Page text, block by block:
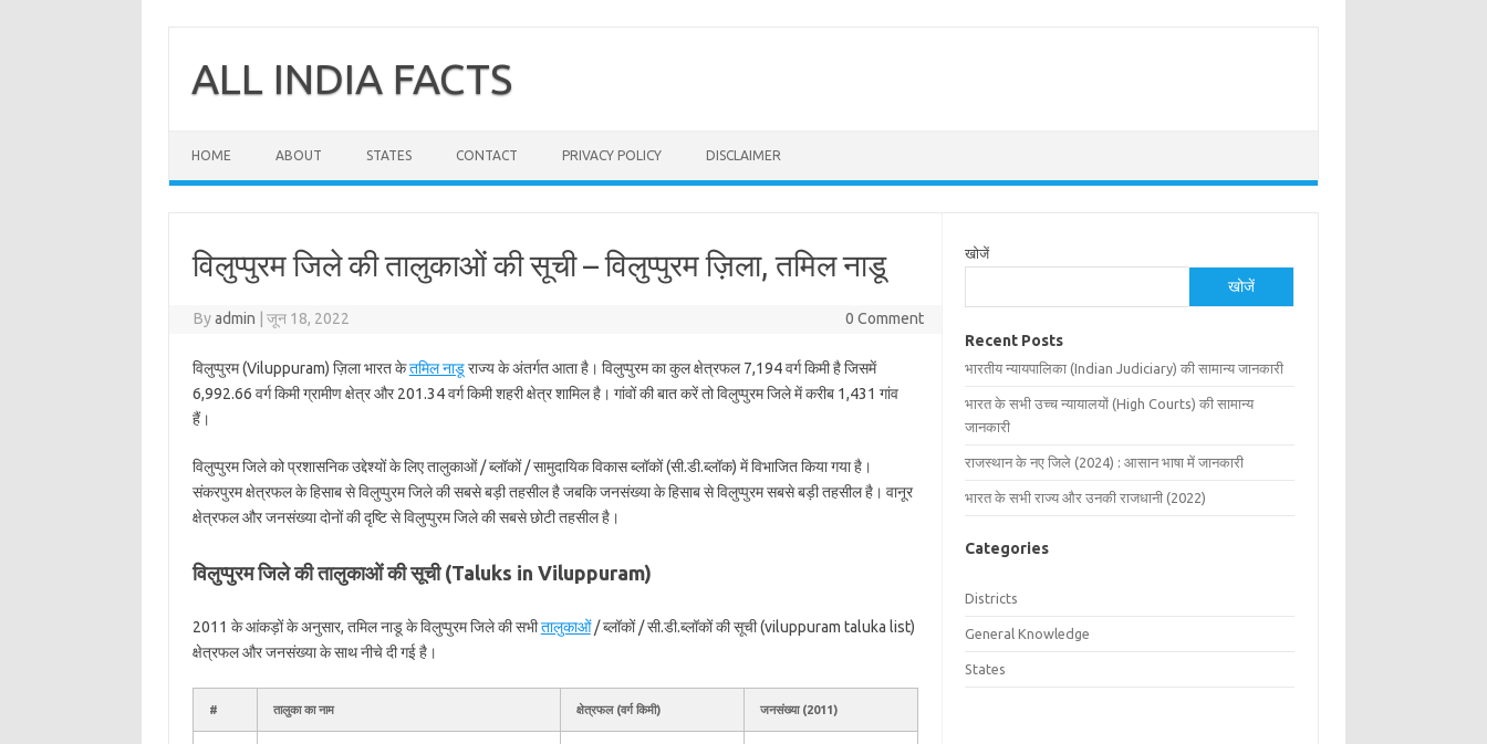
contentALL INDIA FACTS
HOME ABOUT STATES CONTACT PRIVACY POLICY DISCLAIMER
विलुप्‍पुरम जिले की तालुकाओं की सूची – विलुप्‍पुरम ज़िला, तमिल नाडू
Byadmin जून 18, 2022 0 Comment
विलुप्‍पुरम (Viluppuram) ज़िला भारत केतमिल नाडूराज्य के अंतर्गत आता है। विलुप्‍पुरम का कुल क्षेत्रफल 7,194 वर्ग किमी है जिसमें
6,992.66 वर्ग किमी ग्रामीण क्षेत्र और 201.34 वर्ग किमी शहरी क्षेत्र शामिल है। गांवों की बात करें तो विलुप्‍पुरम जिले में करीब 1,431 गांव
हैं।
विलुप्‍पुरम जिले को प्रशासनिक उद्देश्यों के लिए तालुकाओं / ब्लॉकों / सामुदायिक विकास ब्लॉकों (सी.डी.ब्लॉक) में विभाजित किया गया है।
संकरपुरम क्षेत्रफल के हिसाब से विलुप्‍पुरम जिले की सबसे बड़ी तहसील है जबकि जनसंख्या के हिसाब से विलुप्‍पुरम सबसे बड़ी तहसील है। वानूर
क्षेत्रफल और जनसंख्या दोनों की दृष्टि से विलुप्‍पुरम जिले की सबसे छोटी तहसील है।
विलुप्‍पुरम जिले की तालुकाओं की सूची (Taluks in Viluppuram)
2011 के आंकड़ों के अनुसार, तमिल नाडू के विलुप्‍पुरम जिले की सभीतालुकाओं/ ब्लॉकों / सी.डी.ब्लॉकों की सूची (viluppuram taluka list)
क्षेत्रफल और जनसंख्या के साथ नीचे दी गई है।
# तालुका का नाम क्षेत्रफल (वर्ग किमी) जनसंख्या (2011)
खोजें
खोजें
Recent Posts
भारतीय न्यायपालिका (Indian Judiciary) की सामान्य जानकारी
भारत के सभी उच्च न्यायालयों (High Courts) की सामान्य
जानकारी
राजस्थान के नए जिले (2024) : आसान भाषा में जानकारी
भारत के सभी राज्य और उनकी राजधानी (2022)
Categories
Districts
General Knowledge
States